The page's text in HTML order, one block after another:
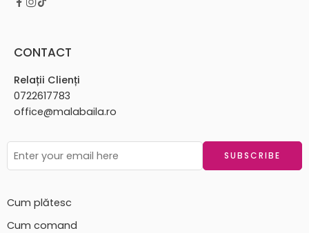
CONTACT
Relații Clienți
0722617783
office@malabaila.ro
Cum plătesc
Cum comand